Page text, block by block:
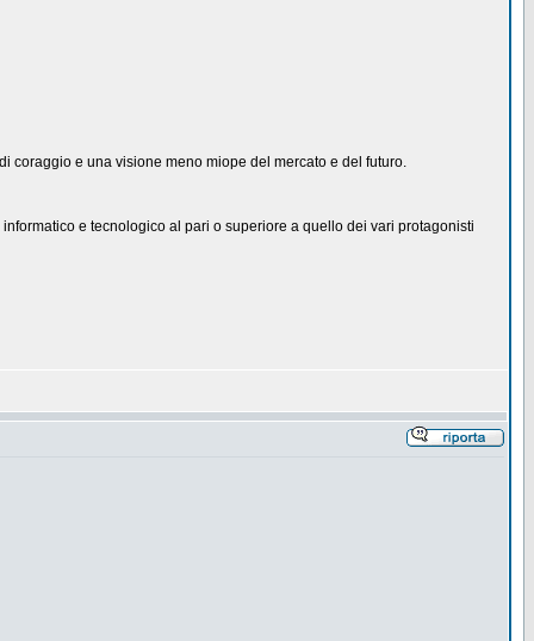
coraggio e una visione meno miope del mercato e del futuro.
e tecnologico al pari o superiore a quello dei vari protagonisti